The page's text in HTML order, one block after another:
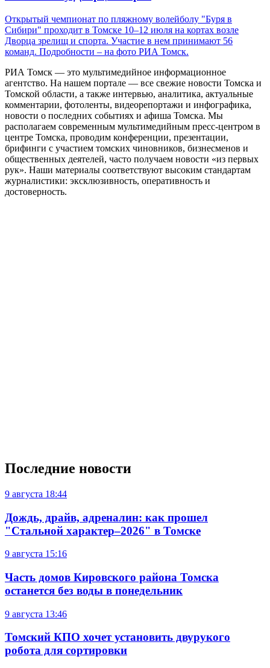
Открытый чемпионат по пляжному волейболу "Буря в
Сибири" проходит в Томске 10–12 июля на кортах возле
Дворца зрелищ и спорта. Участие в нем принимают 56
команд. Подробности – на фото РИА Томск.
РИА Томск — это мультимедийное информационное
агентство. На нашем портале — все свежие новости Томска и
Томской области, а также интервью, аналитика, актуальные
комментарии, фотоленты, видеорепортажи и инфографика,
новости о последних событиях и афиша Томска. Мы
располагаем современным мультимедийным пресс-центром в
центре Томска, проводим конференции, презентации,
брифинги с участием томских чиновников, бизнесменов и
общественных деятелей, часто получаем новости «из первых
рук». Наши материалы соответствуют высоким стандартам
журналистики: эксклюзивность, оперативность и
достоверность.
Последние новости
9 августа 18:44
Дождь, драйв, адреналин: как прошел
"Стальной характер–2026" в Томске
9 августа 15:16
Часть домов Кировского района Томска
останется без воды в понедельник
9 августа 13:46
Томский КПО хочет установить двурукого
робота для сортировки